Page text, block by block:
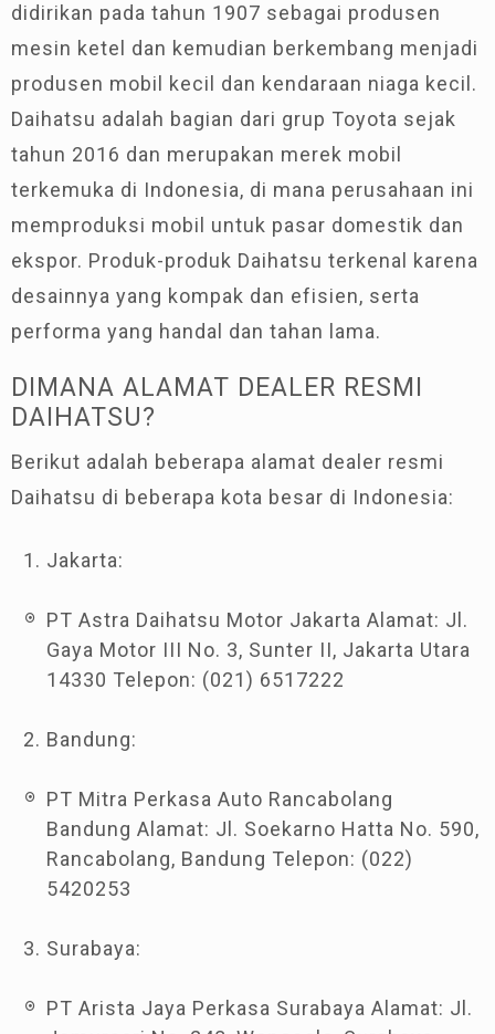
didirikan pada tahun 1907 sebagai produsen
mesin ketel dan kemudian berkembang menjadi
produsen mobil kecil dan kendaraan niaga kecil.
Daihatsu adalah bagian dari grup Toyota sejak
tahun 2016 dan merupakan merek mobil
terkemuka di Indonesia, di mana perusahaan ini
memproduksi mobil untuk pasar domestik dan
ekspor. Produk-produk Daihatsu terkenal karena
desainnya yang kompak dan efisien, serta
performa yang handal dan tahan lama.
DIMANA ALAMAT DEALER RESMI
DAIHATSU?
Berikut adalah beberapa alamat dealer resmi
Daihatsu di beberapa kota besar di Indonesia:
Jakarta:
PT Astra Daihatsu Motor Jakarta Alamat: Jl.
Gaya Motor III No. 3, Sunter II, Jakarta Utara
14330 Telepon: (021) 6517222
Bandung:
PT Mitra Perkasa Auto Rancabolang
Bandung Alamat: Jl. Soekarno Hatta No. 590,
Rancabolang, Bandung Telepon: (022)
5420253
Surabaya:
PT Arista Jaya Perkasa Surabaya Alamat: Jl.